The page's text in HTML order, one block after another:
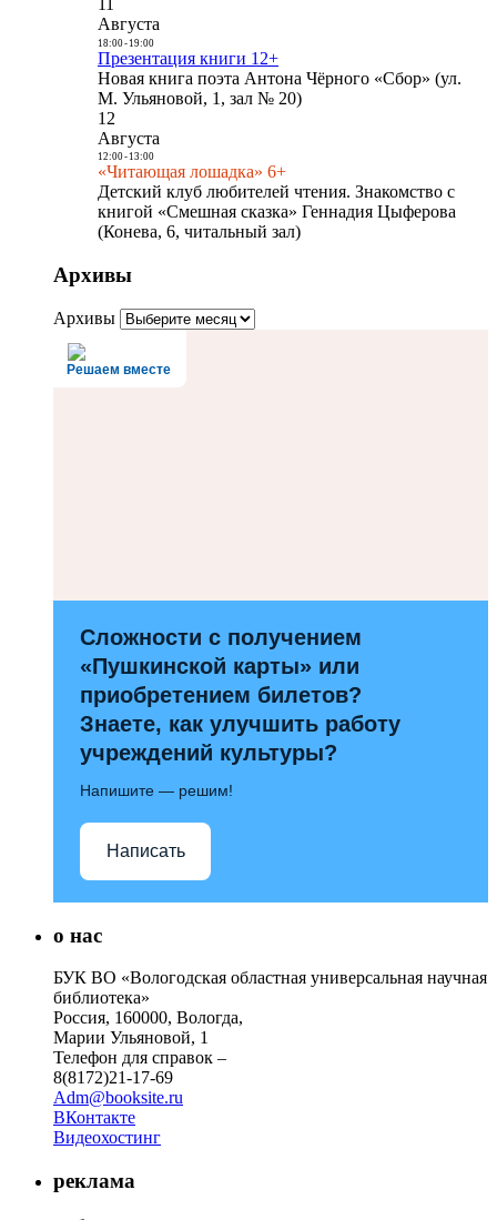
11
Августа
18:00- 19:00
Презентация книги 12+
Новая книга поэта Антона Чёрного «Сбор» (ул.
М. Ульяновой, 1, зал № 20)
12
Августа
12:00- 13:00
«Читающая лошадка» 6+
Детский клуб любителей чтения. Знакомство с
книгой «Смешная сказка» Геннадия Цыферова
(Конева, 6, читальный зал)
Архивы
Архивы
Решаем вместе
Сложности с получением
«Пушкинской карты» или
приобретением билетов?
Знаете, как улучшить работу
учреждений культуры?
Напишите — решим!
Написать
о нас
БУК ВО «Вологодская областная универсальная научная
библиотека»
Россия, 160000, Вологда,
Марии Ульяновой, 1
Телефон для справок –
8(8172)21-17-69
Adm@booksite.ru
ВКонтакте
Видеохостинг
реклама